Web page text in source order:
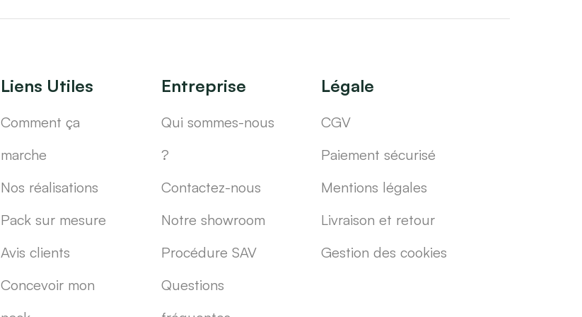
Liens Utiles
Comment ça
marche
Nos réalisations
Pack sur mesure
Avis clients
Concevoir mon
Entreprise
Qui sommes-nous
?
Contactez-nous
Notre showroom
Procédure SAV
Questions
Légale
CGV
Paiement sécurisé
Mentions légales
Livraison et retour
Gestion des cookies